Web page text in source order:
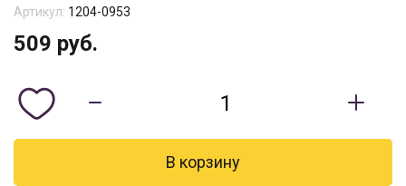
Артикул: 1204-0953
509 руб.